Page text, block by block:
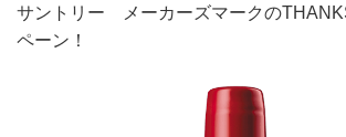
サントリー メーカーズマークの
ペーン！